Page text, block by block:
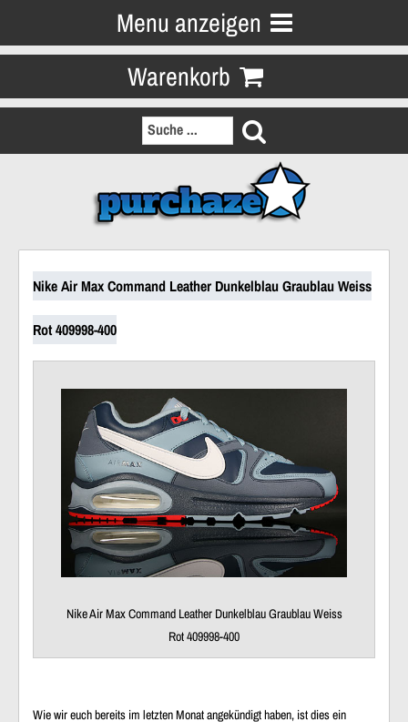
Menu anzeigen
Warenkorb
Nike Air Max Command Leather Dunkelblau Graublau Weiss
Rot 409998-400
Nike Air Max Command Leather Dunkelblau Graublau Weiss
Rot 409998-400
Wie wir euch bereits im letzten Monat angekündigt haben, ist dies ein